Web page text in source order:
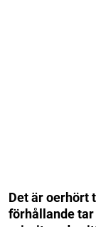
Det är oerhört
förhållande